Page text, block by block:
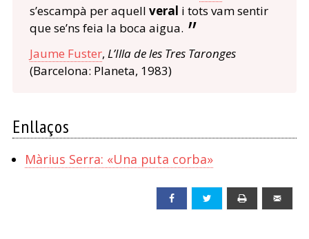
s’escampà per aquell veral i tots vam sentir
que se’ns feia la boca aigua.
Jaume Fuster, L’Illa de les Tres Taronges
(Barcelona: Planeta, 1983)
Enllaços
Màrius Serra: «Una puta corba»
Facebook Twitter